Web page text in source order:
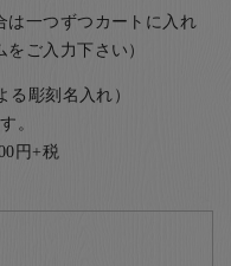
は一つずつカートに入れ
ご入力下さい）
彫刻名入れ）
。
円+税